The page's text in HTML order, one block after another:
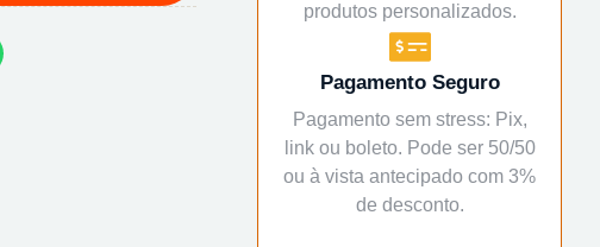
produtos personalizados.
Pagamento Seguro
Pagamento sem stress: Pix,
link ou boleto. Pode ser 50/50
ou à vista antecipado com 3%
de desconto.